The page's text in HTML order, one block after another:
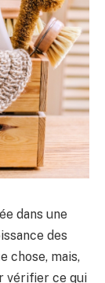
dans une
des
chose, mais,
vérifier ce qui